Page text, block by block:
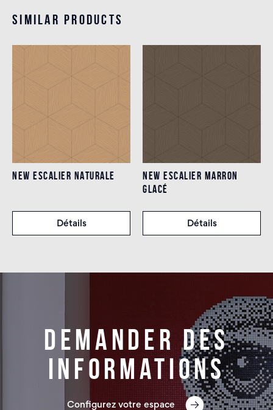
Similar products
NEW ESCALIER NATURALE
Détails
NEW ESCALIER MARRON
GLACÉ
Détails
Demander des
informations
Configurez votre espace